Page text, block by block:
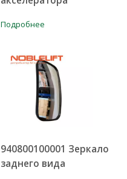
Подробнее
940800100001 Зеркало
заднего вида